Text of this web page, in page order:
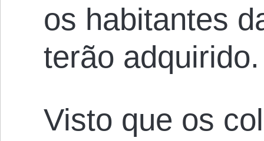
os habitantes
terão
Visto que os